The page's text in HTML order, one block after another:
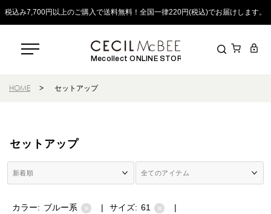
税込み7,700円以上のご購入で送料無料！全国一律220円(税込)でお届けします。
Mecollect ONLINE STORE
HOME > セットアップ
セットアップ
カラー: ブルー系 × | サイズ: 61 ×
|